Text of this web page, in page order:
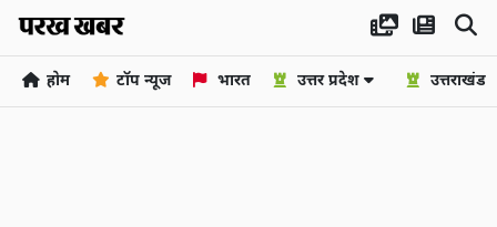
होम टॉप न्यूज भारत उत्तर प्रदेश उत्तराखंड